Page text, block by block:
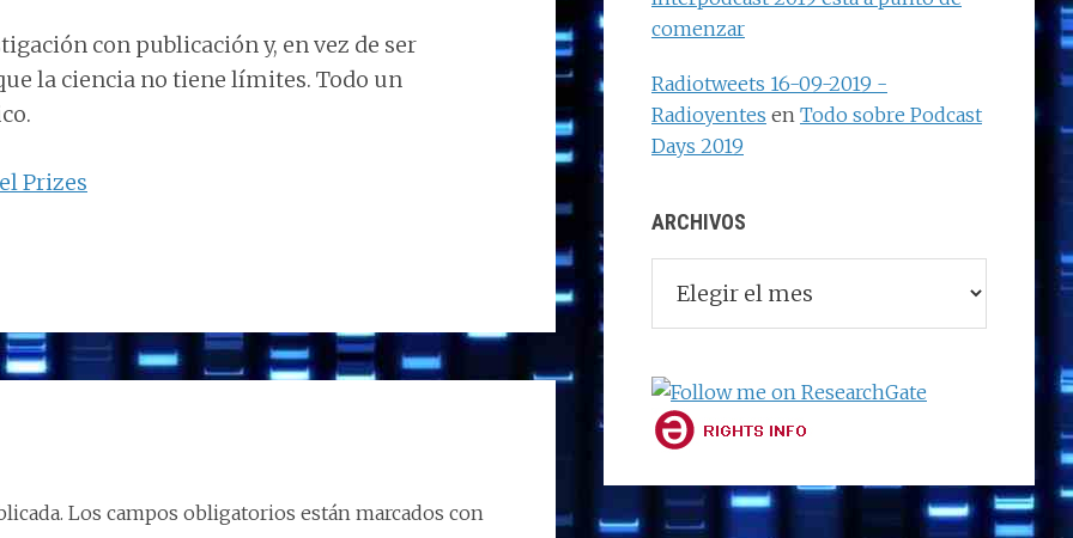
con publicación y, en vez de ser
la ciencia no tiene límites. Todo un
Prizes
Los campos obligatorios están marcados con
comenzar
Radiotweets 16-09-2019 -
Radioyentes en Todo sobre Podcast
Days 2019
ARCHIVOS